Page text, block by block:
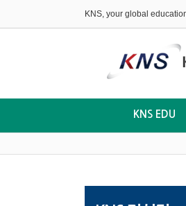
KNS, your global
KNS EDU